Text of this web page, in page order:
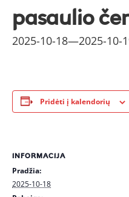
pasaulio
2025-10-18—2025-10-
Pridėti į kalendorių
INFORMACIJA
Pradžia:
2025-10-18